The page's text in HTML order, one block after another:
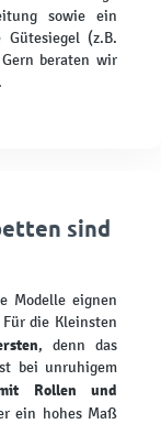
sowie ein
Gütesiegel (z.B.
Gern beraten wir
sind
Modelle eignen
die Kleinsten
, denn das
bei unruhigem
Rollen und
ein hohes Maß